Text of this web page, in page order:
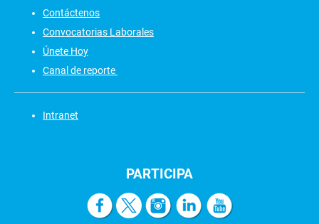
Contáctenos
Convocatorias Laborales
Únete Hoy
Canal de reporte
Intranet
PARTICIPA